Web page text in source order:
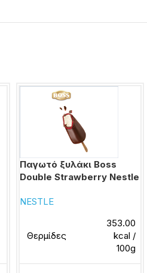
Παγωτό ξυλάκι Boss
Double Strawberry Nestle
NESTLE
Θερμίδες
353.00
kcal /
100g